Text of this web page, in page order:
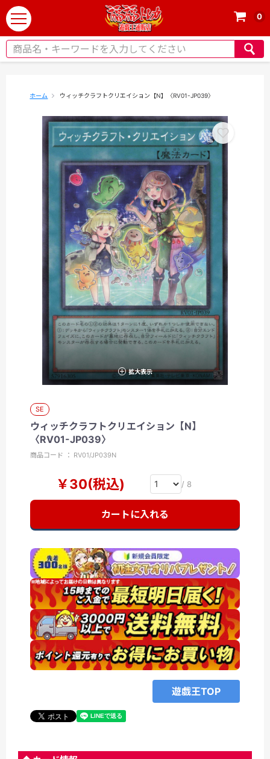
t
o
g
0
ホーム ウィッチクラフトクリエイション【N】〈RV01-JP039〉
拡大表示
SE
ウィッチクラフトクリエイション【N】
〈RV01-JP039〉
商品コード ： RV01/JP039N
￥30(税込) / 8
カートに入れる
遊戯王TOP